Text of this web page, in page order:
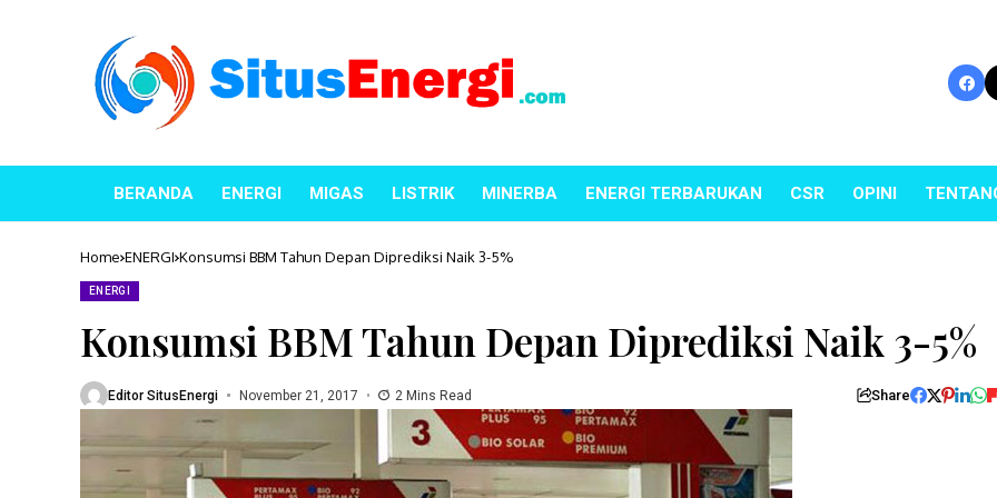
BERANDA ENERGI MIGAS LISTRIK MINERBA ENERGI TERBARUKAN CSR OPINI
Home ENERGI Konsumsi BBM Tahun Depan Diprediksi Naik 3-5%
ENERGI
Konsumsi BBM Tahun Depan Diprediksi Naik 3-5%
Editor SitusEnergi November 21, 2017 2 Mins Read Share